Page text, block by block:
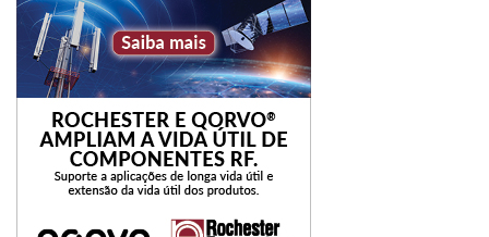
econômica e ambientalmente viável para incrementar e
diversificar a matriz energética nacional.
biometano Distribuição